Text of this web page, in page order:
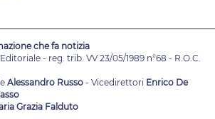
che fa notizia
- reg. trib. VV 23/05/1989 n°68 - R.O.C.
Alessandro Russo - Vicedirettori Enrico De
Grazia Falduto